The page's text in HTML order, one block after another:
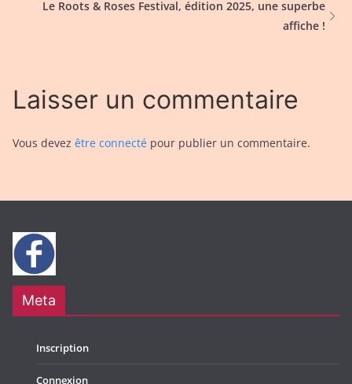
Le Roots & Roses Festival, édition 2025, une superbe
affiche !
Laisser un commentaire
Vous devez être connecté pour publier un commentaire.
Meta
Inscription
Connexion